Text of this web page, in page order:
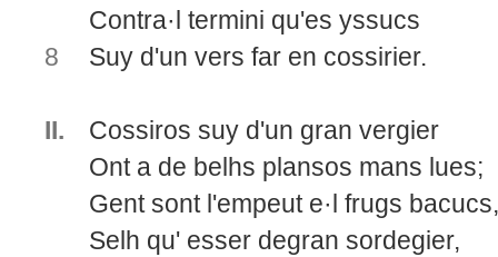
8
Contra·l termini qu'es yssucs
Suy d'un vers far en cossirier.
II.
Cossiros suy d'un gran vergier
Ont a de belhs plansos mans lues;
Gent sont l'empeut e·l frugs bacucs,
Selh qu' esser degran sordegier,